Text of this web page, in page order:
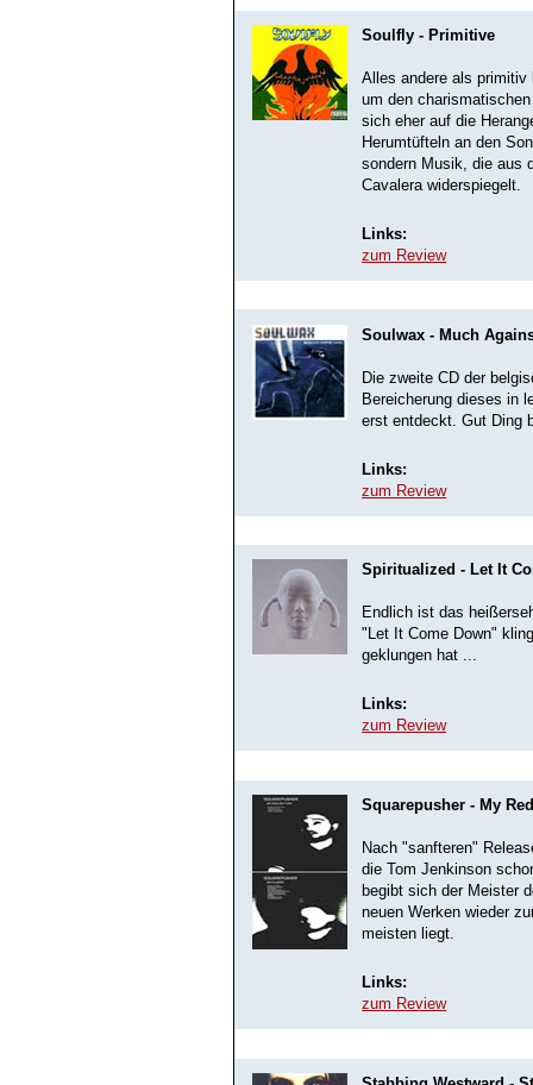
Soulfly - Primitive
Alles andere als primitiv
um den
sich eher auf die
Herumtüfteln an den
sondern Musik, die aus
Cavalera widerspiegelt.
Links:
zum Review
Soulwax - Much
Die zweite CD der
Bereicherung dieses in
erst entdeckt. Gut Ding
Links:
zum Review
Spiritualized - Let It
Endlich ist das
"Let It Come Down"
geklungen hat ...
Links:
zum Review
Squarepusher - My
Nach "sanfteren"
die Tom Jenkinson
begibt sich der Meister
neuen Werken wieder
meisten liegt.
Links:
zum Review